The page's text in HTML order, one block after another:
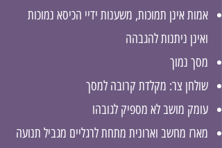
אמותאינן תמוכות, משענות ידיי הכיסא נמוכות
ואינן ניתנות להגבהה
מסך נמוך
שולחן צר: מקלדת קרובה למסך
עומק מושב לא מספיק לגובהו
מארז מחשב וארונית מתחת לרגליים מגביל תנועה